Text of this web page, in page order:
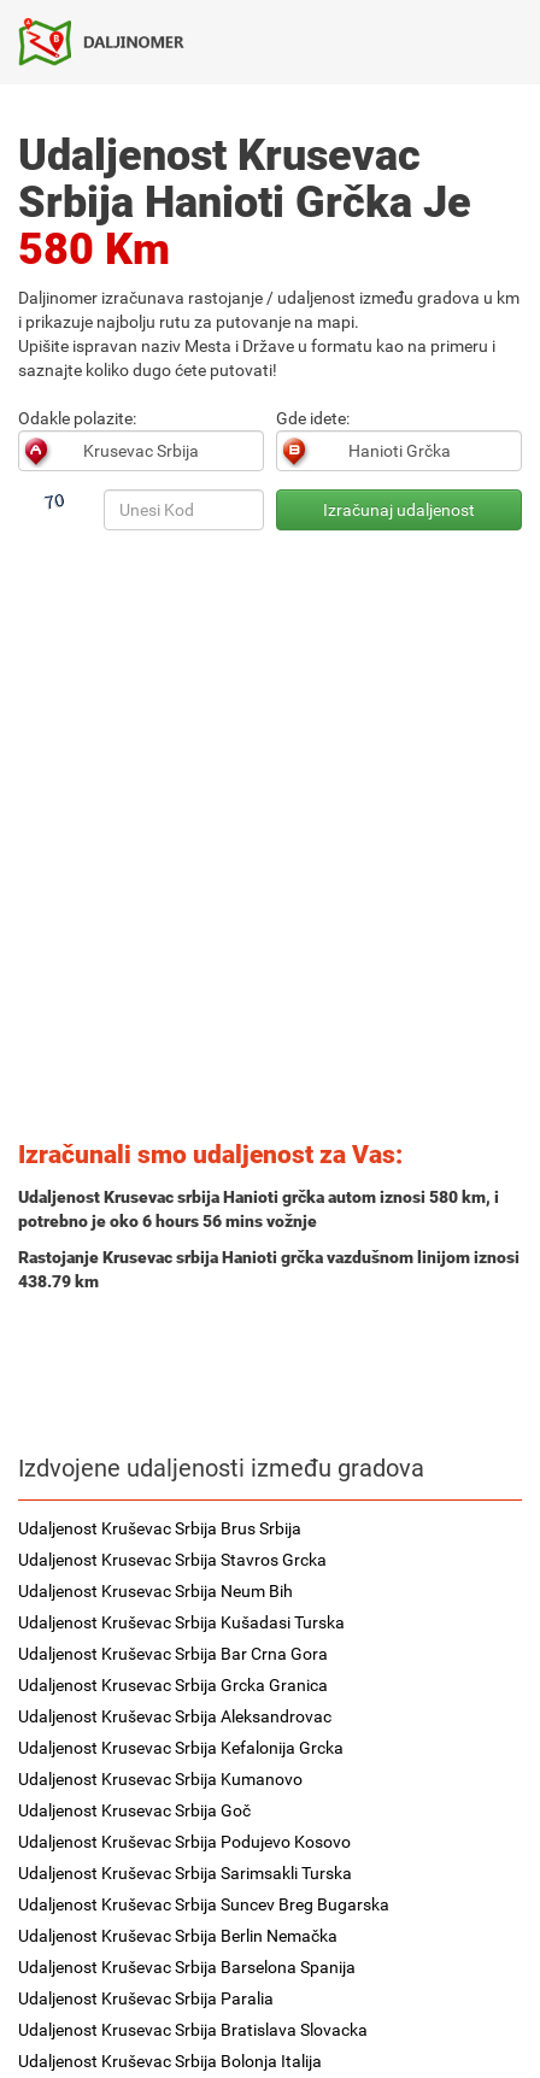
Udaljenost Krusevac
Srbija Hanioti Grčka Je
580 Km
Daljinomer izračunava rastojanje / udaljenost između gradova u km
i prikazuje najbolju rutu za putovanje na mapi.
Upišite ispravan naziv Mesta i Države u formatu kao na primeru i
saznajte koliko dugo ćete putovati!
Odakle polazite: Gde idete:
Izračunali smo udaljenost za Vas:
Udaljenost Krusevac srbija Hanioti grčka autom iznosi 580 km, i
potrebno je oko6 hours 56 minsvožnje
Rastojanje Krusevac srbija Hanioti grčka vazdušnom linijom iznosi
438.79 km
Izdvojene udaljenosti između gradova
Udaljenost Kruševac Srbija Brus Srbija
Udaljenost Krusevac Srbija Stavros Grcka
Udaljenost Krusevac Srbija Neum Bih
Udaljenost Kruševac Srbija Kušadasi Turska
Udaljenost Kruševac Srbija Bar Crna Gora
Udaljenost Krusevac Srbija Grcka Granica
Udaljenost Kruševac Srbija Aleksandrovac
Udaljenost Krusevac Srbija Kefalonija Grcka
Udaljenost Krusevac Srbija Kumanovo
Udaljenost Krusevac Srbija Goč
Udaljenost Kruševac Srbija Podujevo Kosovo
Udaljenost Kruševac Srbija Sarimsakli Turska
Udaljenost Kruševac Srbija Suncev Breg Bugarska
Udaljenost Kruševac Srbija Berlin Nemačka
Udaljenost Kruševac Srbija Barselona Spanija
Udaljenost Kruševac Srbija Paralia
Udaljenost Krusevac Srbija Bratislava Slovacka
Udaljenost Kruševac Srbija Bolonja Italija